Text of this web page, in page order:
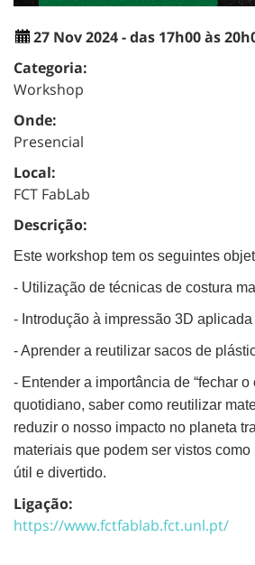
27 Nov 2024 - das 17h00 às
Categoria:
Workshop
Onde:
Presencial
Local:
FCT FabLab
Descrição:
Este workshop tem os seguintes
- Utilização de técnicas de costura
- Introdução à impressão 3D aplicada
- Aprender a reutilizar sacos de
- Entender a importância de “fechar o
quotidiano, saber como reutilizar
reduzir o nosso impacto no planeta
materiais que podem ser vistos
útil e divertido.
Ligação:
https://www.fctfablab.fct.unl.pt/